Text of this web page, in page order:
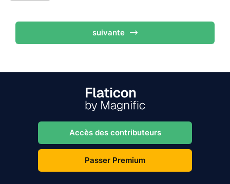
suivante
Accès des contributeurs
Passer Premium